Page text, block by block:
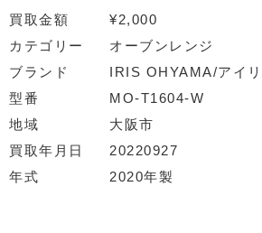
買取金額
¥2,000
カテゴリー
オーブンレンジ
ブランド
IRIS OHYAMA/アイ
型番
MO-T1604-W
地域
大阪市
買取年月日
20220927
年式
2020年製